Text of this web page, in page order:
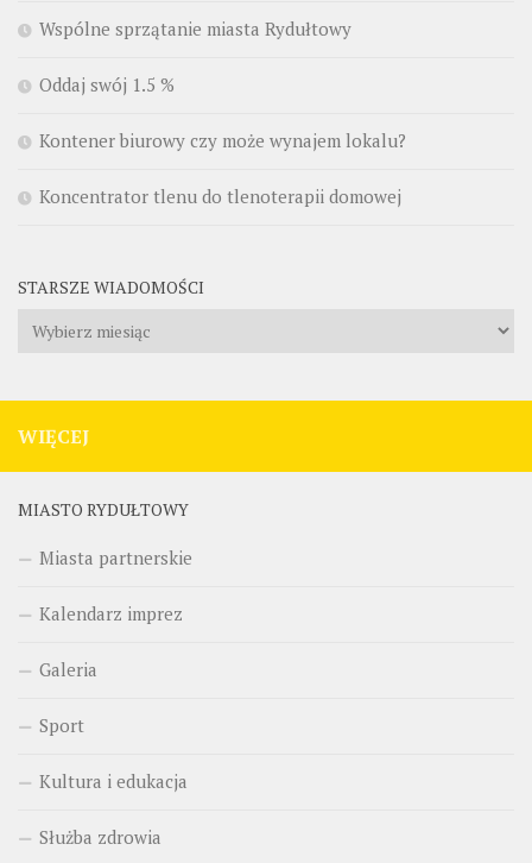
Wspólne sprzątanie miasta Rydułtowy
Oddaj swój 1.5 %
Kontener biurowy czy może wynajem lokalu?
Koncentrator tlenu do tlenoterapii domowej
STARSZE WIADOMOŚCI
Starsze
WIĘCEJ
MIASTO RYDUŁTOWY
Miasta partnerskie
Kalendarz imprez
Galeria
Sport
Kultura i edukacja
Służba zdrowia